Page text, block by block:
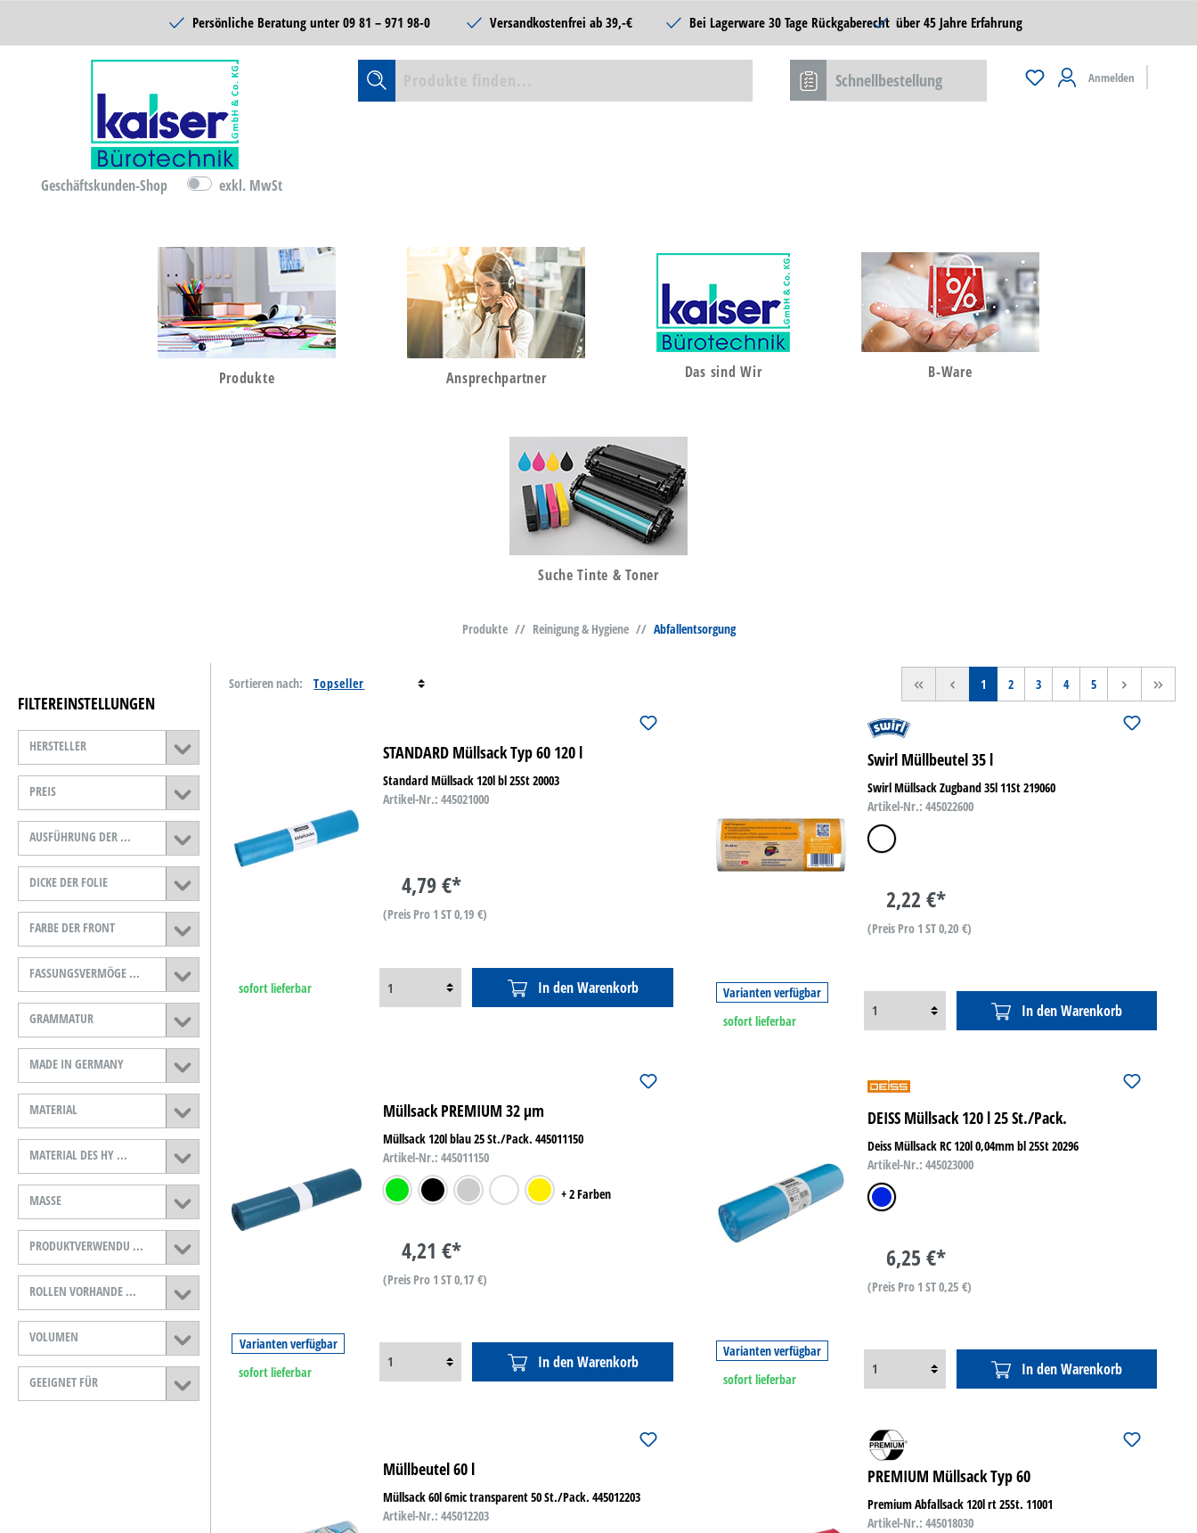
Persönliche Beratung unter 09 81 – 971 98-0 Versandkostenfrei ab 39,-€ Bei Lagerware 30 Tage Rückgaberecht über 45 Jahre Erfahrung
Geschäftskunden-Shop exkl. MwSt
Schnellbestellung Anmelden
Produkte Ansprechpartner Das sind Wir B-Ware
Suche Tinte & Toner
Bürobedarf
Büromöbel & Einrichten
Catering & Food
Lager- &
Betriebsausstattung
B-Ware
D-Ware
Produkte // Reinigung & Hygiene // Abfallentsorgung
FILTEREINSTELLUNGEN
HERSTELLER
PREIS
AUSFÜHRUNG DER ...
DICKE DER FOLIE
FARBE DER FRONT
FASSUNGSVERMÖGE ...
GRAMMATUR
MADE IN GERMANY
MATERIAL
MATERIAL DES HY ...
MASSE
PRODUKTVERWENDU ...
ROLLEN VORHANDE ...
VOLUMEN
GEEIGNET FÜR
Sortieren nach: << < 1 2 3 4 5 > >>
STANDARD Müllsack Typ 60 120 l
Standard Müllsack 120l bl 25St 20003
Artikel-Nr.: 445021000
4,79 €*
(Preis Pro 1 ST 0,19 €)
sofort lieferbar In den Warenkorb
Swirl Müllbeutel 35 l
Swirl Müllsack Zugband 35l 11St 219060
Artikel-Nr.: 445022600
weiß
2,22 €*
(Preis Pro 1 ST 0,20 €)
Varianten verfügbar
sofort lieferbar
In den Warenkorb
Müllsack PREMIUM 32 µm
Müllsack 120l blau 25 St./Pack. 445011150
Artikel-Nr.: 445011150
grünschwarzgrau weiß gelb + 2 Farben
4,21 €*
(Preis Pro 1 ST 0,17 €)
Varianten verfügbar
sofort lieferbar
In den Warenkorb
DEISS Müllsack 120 l 25 St./Pack.
Deiss Müllsack RC 120l 0,04mm bl 25St 20296
Artikel-Nr.: 445023000
blau
6,25 €*
(Preis Pro 1 ST 0,25 €)
Varianten verfügbar
sofort lieferbar
In den Warenkorb
Müllbeutel 60 l
Müllsack 60l 6mic transparent 50 St./Pack. 445012203
Artikel-Nr.: 445012203
PREMIUM Müllsack Typ 60
Premium Abfallsack 120l rt 25St. 11001
Artikel-Nr.: 445018030
Schulbedarf
Catering & Food
Technik
Lager- &
Betriebsausstattung
D-Ware